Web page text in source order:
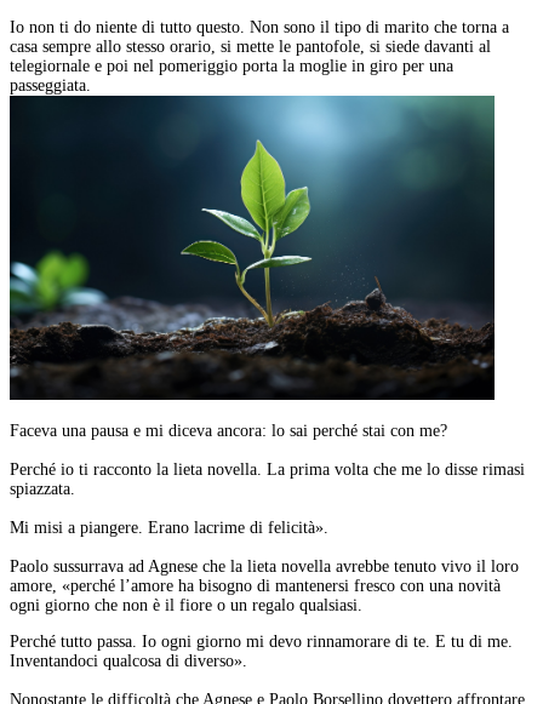
Io non ti do niente di tutto questo. Non sono il tipo di marito che torna a
casa sempre allo stesso orario, si mette le pantofole, si siede davanti al
telegiornale e poi nel pomeriggio porta la moglie in giro per una
passeggiata.
Faceva una pausa e mi diceva ancora: lo sai perché stai con me?
Perché io ti racconto la lieta novella. La prima volta che me lo disse rimasi
spiazzata.
Mi misi a piangere. Erano lacrime di felicità».
Paolo sussurrava ad Agnese che la lieta novella avrebbe tenuto vivo il loro
amore, «perché l’amore ha bisogno di mantenersi fresco con una novità
ogni giorno che non è il fiore o un regalo qualsiasi.
Perché tutto passa. Io ogni giorno mi devo rinnamorare di te. E tu di me.
Inventandoci qualcosa di diverso».
Nonostante le difficoltà che Agnese e Paolo Borsellino dovettero affrontare